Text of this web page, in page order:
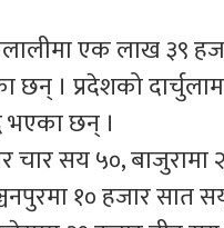
एक लाख ३९
छन् । प्रदेशको
भएका छन् ।
चार सय ५०,
१० हजार सात